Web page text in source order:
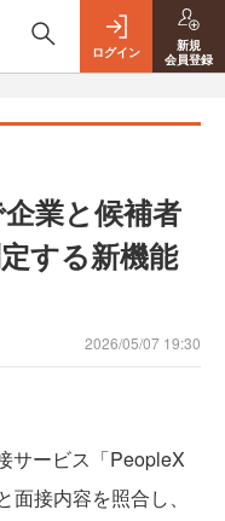
ログイン
新規
会員登録
業と候補者
する新機能
2026/05/07 19:30
サービス「PeopleX
接内容を照合し、